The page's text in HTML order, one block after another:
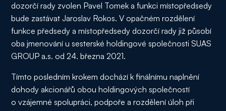
dozorčí rady zvolen Pavel Tomek a funkci místopředsedy
bude zastávat Jaroslav Rokos. V opačném rozdělení
funkce předsedy a místopředsedy dozorčí rady již působí
oba jmenování u sesterské holdingové společnosti SUAS
GROUP a.s. od 24. března 2021.
Tímto posledním krokem dochází k finálnímu naplnění
dohody akcionářů obou holdingových společností
o vzájemné spolupráci, podpoře a rozdělení úloh při